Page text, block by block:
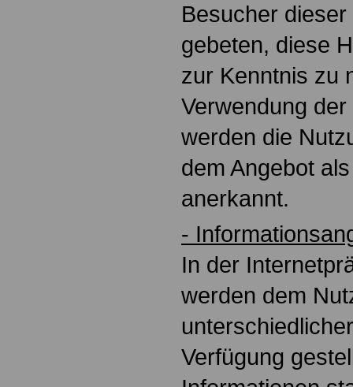
Besucher
gebeten, diese
zur Kenntnis zu
Verwendung
werden die
dem Angebot
anerkannt.
-
In der
werden dem
Verfügung